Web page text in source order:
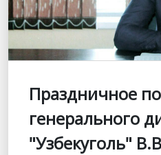
Праздничное
генерального
"Узбекуголь"